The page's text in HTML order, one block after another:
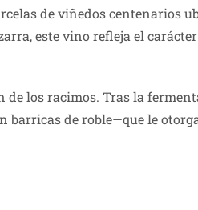
de viñedos centenarios
este vino refleja el
los racimos. Tras la
barricas de roble—que le